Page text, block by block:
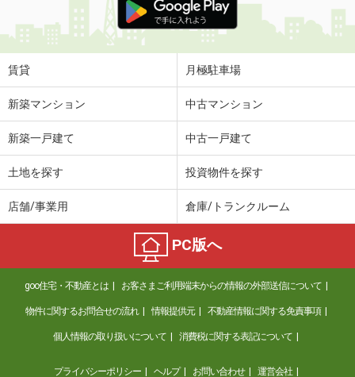
賃貸 月極駐車場
新築マンション 中古マンション
新築一戸建て 中古一戸建て
土地を探す 投資物件を探す
店舗/事業用 倉庫/トランクルーム
PC版へ
goo住宅・不動産とは お客さまご利用端末からの情報の外部送信について
物件に関するお問合せの流れ 情報提供元 不動産情報に関する免責事項
個人情報の取り扱いについて 消費税に関する表記について
プライバシーポリシー ヘルプ お問い合わせ 運営会社